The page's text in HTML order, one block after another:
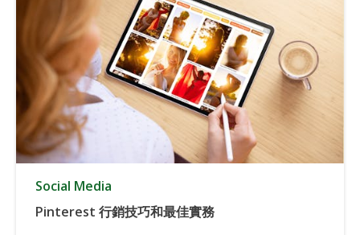
Social Media
Pinterest 行銷技巧和最佳實務